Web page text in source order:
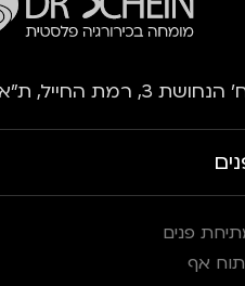
3, רמת החייל, ת״א
פנים
אף